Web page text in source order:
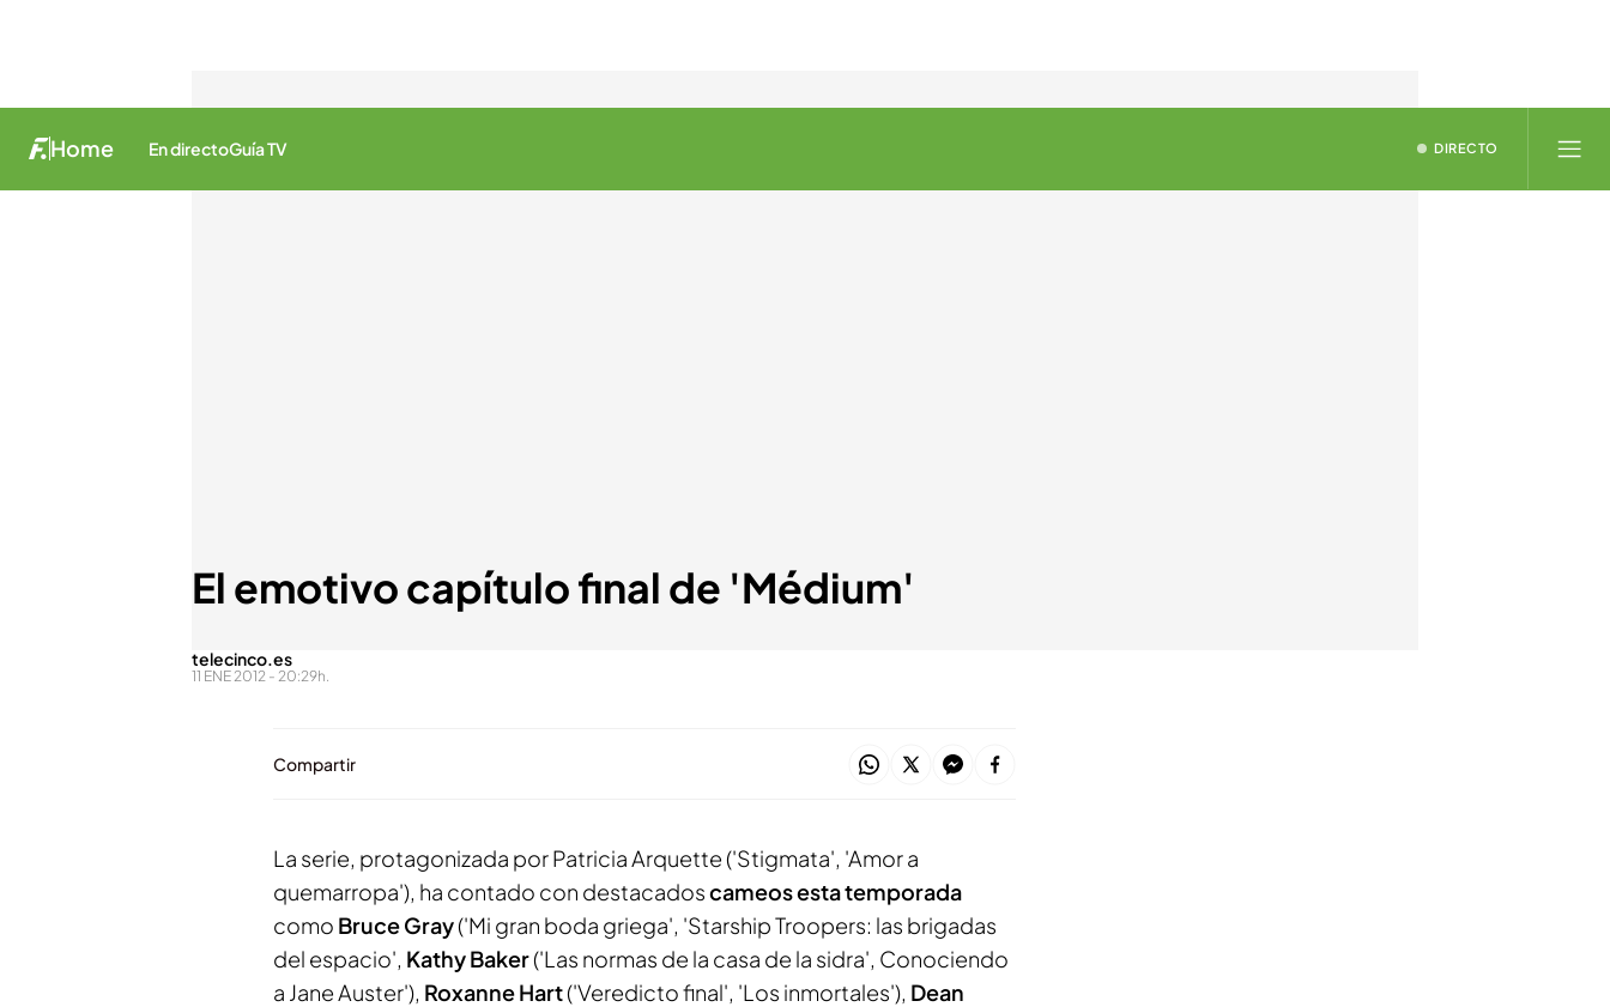
Home En directoGuía TV DIRECTO
El emotivo capítulo final de 'Médium'
telecinco.es
11 ENE 2012 - 20:29h.
Compartir
La serie, protagonizada por Patricia Arquette ('Stigmata', 'Amor a
quemarropa'), ha contado con destacadoscameos esta temporada
como Bruce Gray('Mi gran boda griega', 'Starship Troopers: las brigadas
del espacio', Kathy Baker('Las normas de la casa de la sidra', Conociendo
a Jane Auster'), Roxanne Hart('Veredicto final', 'Los inmortales'), Dean